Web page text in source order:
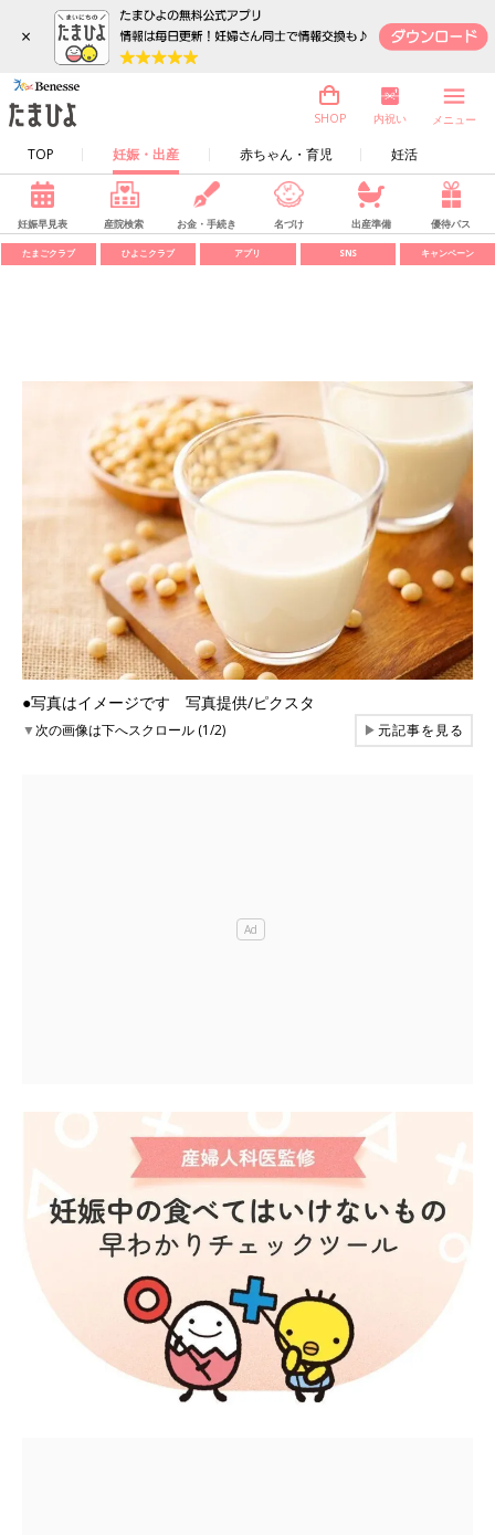
×
TOP 妊娠・出産 赤ちゃん・育児 妊活
SHOP 内祝い メニュー
妊娠早見表 産院検索 お金・手続き 名づけ 出産準備 優待パス
たまごクラブ ひよこクラブ アプリ SNS キャンペーン
●写真はイメージです 写真提供/ピクスタ
▼次の画像は下へスクロール (1/2) ▶元記事を見る